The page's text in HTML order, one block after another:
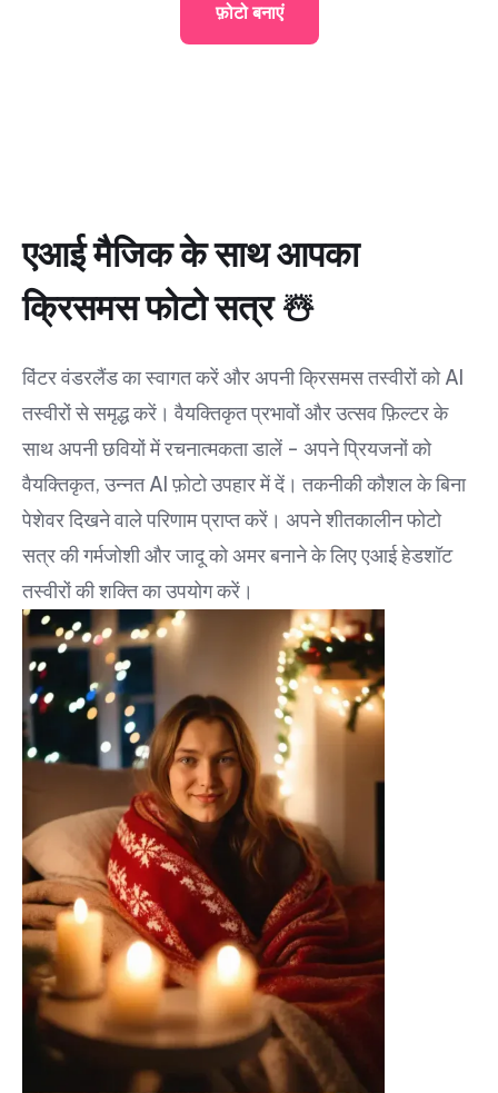
फ़ोटो बनाएं
एआई मैजिक के साथ आपका
क्रिसमस फोटो सत्र ☃️
विंटर वंडरलैंड का स्वागत करें और अपनी क्रिसमस तस्वीरों को AI
तस्वीरों से समृद्ध करें। वैयक्तिकृत प्रभावों और उत्सव फ़िल्टर के
साथ अपनी छवियों में रचनात्मकता डालें - अपने प्रियजनों को
वैयक्तिकृत, उन्नत AI फ़ोटो उपहार में दें। तकनीकी कौशल के बिना
पेशेवर दिखने वाले परिणाम प्राप्त करें। अपने शीतकालीन फोटो
सत्र की गर्मजोशी और जादू को अमर बनाने के लिए एआई हेडशॉट
तस्वीरों की शक्ति का उपयोग करें।